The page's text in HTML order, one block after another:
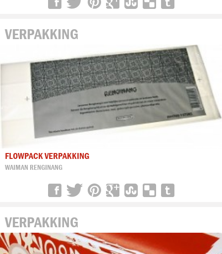
VERPAKKING
FLOWPACK VERPAKKING
WAIMAN RENGINANG
VERPAKKING